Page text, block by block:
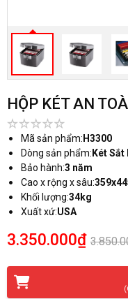
HỘP KÉT AN
Mã sản phẩm: H3300
Dòng sản phẩm: Két
Bảo hành:3 năm
Cao x rộng x sâu:
Khối lượng:34kg
Xuất xứ:USA
3.350.000₫